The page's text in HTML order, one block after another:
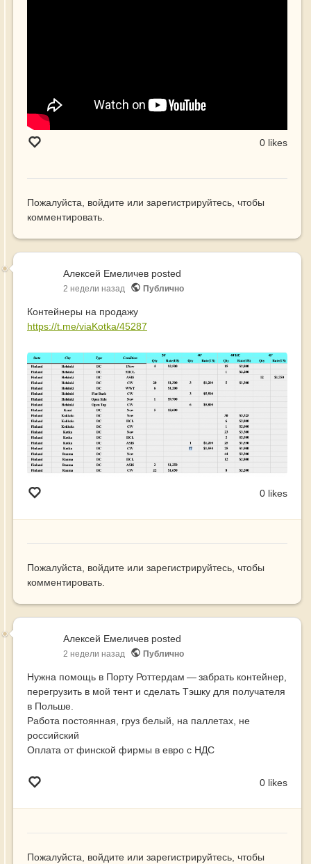
0 likes
Пожалуйста, войдите или зарегистрируйтесь , чтобы
комментировать.
Алексей Емеличев posted
2 недели назад Публично
Контейнеры на продажу
https://t.me/viaKotka/45287
0 likes
Пожалуйста, войдите или зарегистрируйтесь, чтобы
комментировать.
Алексей Емеличев posted
2 недели назад Публично
Нужна помощь в Порту Роттердам — забрать контейнер,
перегрузить в мой тент и сделать Тэшку для получателя
в Польше.
Работа постоянная, груз белый, на паллетах, не
российский
Оплата от финской фирмы в евро с НДС
0 likes
Пожалуйста, войдите или зарегистрируйтесь, чтобы